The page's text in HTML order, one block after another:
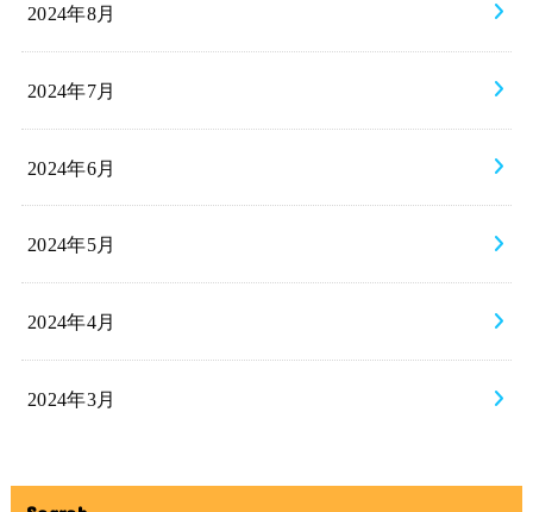
2024年8月
2024年7月
2024年6月
2024年5月
2024年4月
2024年3月